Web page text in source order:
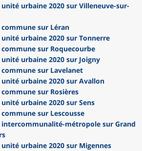
urbaine 2020 sur Villeneuve-sur-
sur Léran
urbaine 2020 sur Tonnerre
sur Roquecourbe
urbaine 2020 sur Joigny
sur Lavelanet
urbaine 2020 sur Avallon
sur Rosières
urbaine 2020 sur Sens
sur Lescousse
intercommunalité-métropole sur Grand
urbaine 2020 sur Migennes